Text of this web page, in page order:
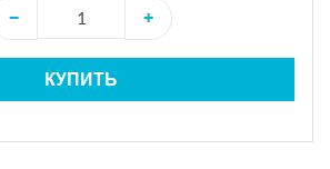
−
+
КУПИТЬ